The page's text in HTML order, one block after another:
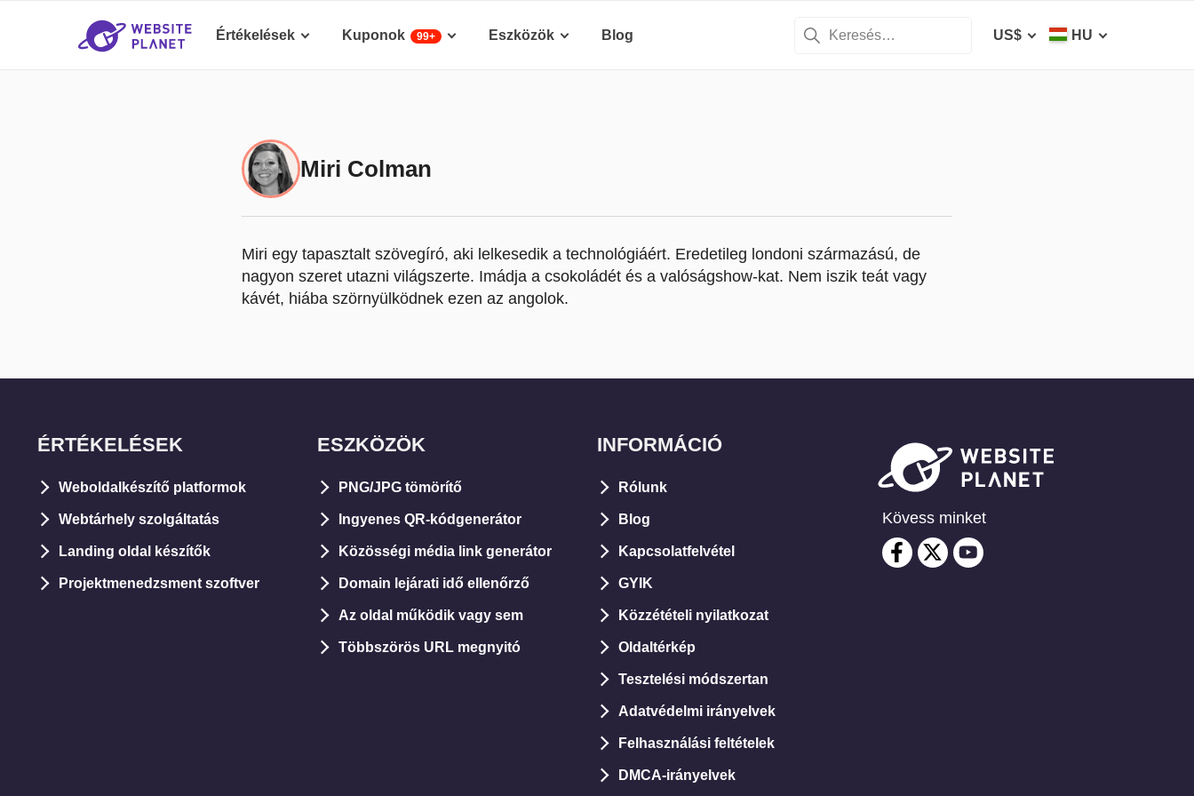
Értékelések Kuponok 99+ Eszközök Blog US$ HU
Miri Colman
Miri egy tapasztalt szövegíró, aki lelkesedik a technológiáért. Eredetileg londoni származású, de
nagyon szeret utazni világszerte. Imádja a csokoládét és a valóságshow-kat. Nem iszik teát vagy
kávét, hiába szörnyülködnek ezen az angolok.
ÉRTÉKELÉSEK
Weboldalkészítő platformok
Webtárhely szolgáltatás
Landing oldal készítők
Projektmenedzsment szoftver
ESZKÖZÖK
PNG/JPG tömörítő
Ingyenes QR-kódgenerátor
Közösségi média link generátor
Domain lejárati idő ellenőrző
Az oldal működik vagy sem
Többszörös URL megnyitó
INFORMÁCIÓ
Rólunk
Blog
Kapcsolatfelvétel
GYIK
Közzétételi nyilatkozat
Oldaltérkép
Tesztelési módszertan
Adatvédelmi irányelvek
Felhasználási feltételek
DMCA-irányelvek
Kövess minket